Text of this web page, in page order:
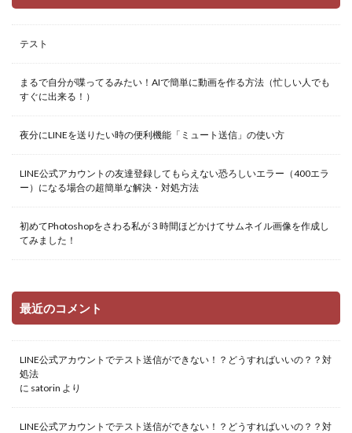
テスト
まるで自分が喋ってるみたい！AIで簡単に動画を作る方法（忙しい人でも
すぐに出来る！）
夜分にLINEを送りたい時の便利機能「ミュート送信」の使い方
LINE公式アカウントの友達登録してもらえない恐ろしいエラー（400エラ
ー）になる場合の超簡単な解決・対処方法
初めてPhotoshopをさわる私が３時間ほどかけてサムネイル画像を作成し
てみました！
最近のコメント
LINE公式アカウントでテスト送信ができない！？どうすればいいの？？対
処法
に satorin より
LINE公式アカウントでテスト送信ができない！？どうすればいいの？？対